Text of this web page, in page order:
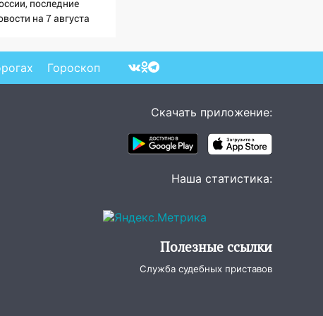
последние
на 7 августа
пострадавших
Гороскоп
Скачать приложение:
Наша статистика:
Полезные ссылки
Служба судебных приставов